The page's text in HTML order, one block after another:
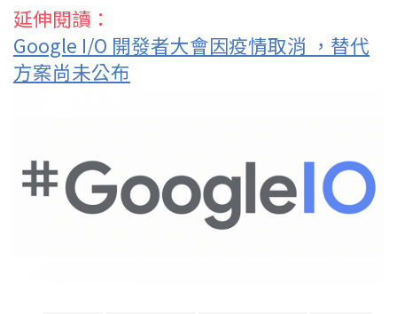
延伸閱讀：
Google I/O 開發者大會因疫情取消 ，替代
方案尚未公布